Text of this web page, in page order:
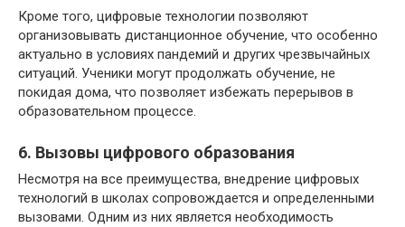
Кроме того, цифровые технологии позволяют
организовывать дистанционное обучение, что особенно
актуально в условиях пандемий и других чрезвычайных
ситуаций. Ученики могут продолжать обучение, не
покидая дома, что позволяет избежать перерывов в
образовательном процессе.
6. Вызовы цифрового образования
Несмотря на все преимущества, внедрение цифровых
технологий в школах сопровождается и определенными
вызовами. Одним из них является необходимость